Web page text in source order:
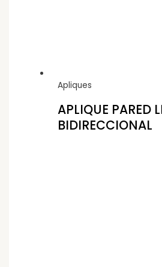
Apliques
APLIQUE PARED
BIDIRECCIONAL